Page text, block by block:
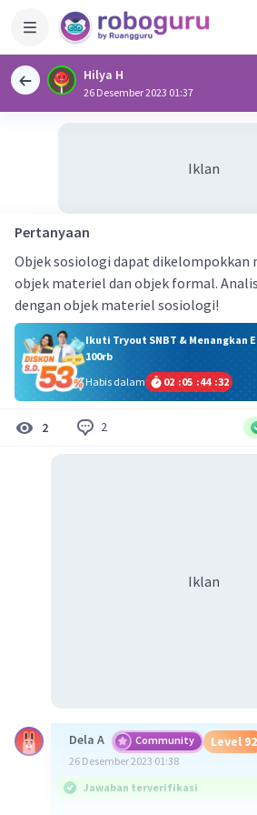
Hilya H
26 Desember 2023 01:37
Iklan
Pertanyaan
Objek sosiologi dapat dikelompokkan
objek materiel dan objek formal.
dengan objek materiel sosiologi!
Ikuti Tryout SNBT & Menangkan
100rb
Habis dalam
02 :05 :44 :31
2 2
Iklan
Dela A Community Level 92
26 Desember 2023 01:38
Jawaban terverifikasi